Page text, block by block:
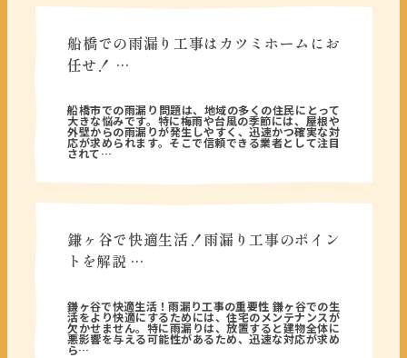
船橋での雨漏り工事はカツミホームにお
任せ！ …
船橋市での雨漏り問題は、地域の多くの住民にとって
大きな悩みです。特に梅雨や台風の季節には、屋根や
外壁からの雨漏りが発生しやすく、迅速かつ確実な対
応が求められます。そこで信頼できる業者として注目
されて…
鎌ヶ谷で快適生活！雨漏り工事のポイン
トを解説 …
鎌ヶ谷で快適生活！雨漏り工事の重要性 鎌ヶ谷での生
活をより快適にするためには、住宅のメンテナンスが
欠かせません。特に雨漏りは、放置すると建物全体に
悪影響を与える可能性があるため、迅速な対応が求め
ら…